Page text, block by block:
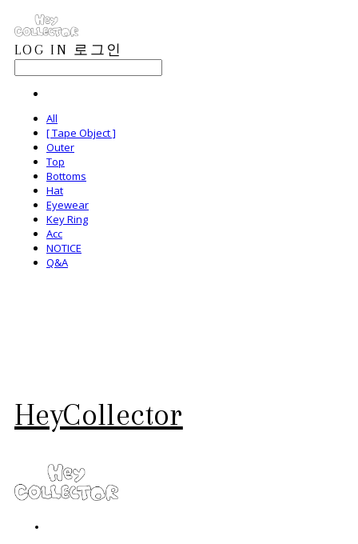
LOG IN 로그인
All
[ Tape Object ]
Outer
Top
Bottoms
Hat
Eyewear
Key Ring
Acc
NOTICE
Q&A
HeyCollector